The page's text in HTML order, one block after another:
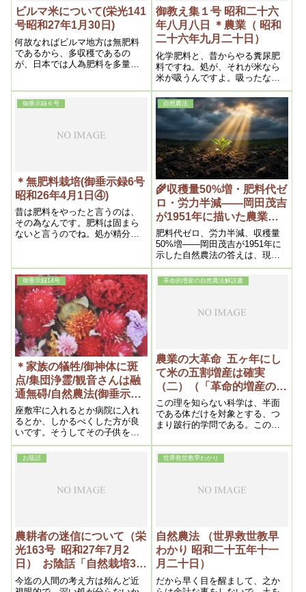
味いから肉より野菜を食べたい
んですが、以前ときたら、野菜
は不味いんです。だから、つい
御馳走ちそうと言ったら、動物
性の物を食べる様になるんです
ビルマ米について(栄光141
号昭和27年1月30日)
何故なればビルマ地方は無肥料
であるから、多収穫であるの
が、日本では人為肥料を多量に
なったのである。
御教え集１号 昭和二十六
年八月八日 ＊農業（ 昭和
二十六年九月二十日）
化学肥料と、昔からやる糞尿肥
料ですね。処が、それが米なら
米が吸うんですよ。吸ったなら
人間の体に入って来るんです
よ。これが中々大きい。反って
アメリカの方で、そう言う風に
唱え出して来た訳ですね。です
から、肥料の毒が人間の体に入
ると言う事は非常に大きな事で
すね
御垂示録６号
＊無肥料栽培(御垂示録6号
昭和26年4月1日④)
昔は肥料をやったと言うのは、
その為なんです。肥料は固まら
ないと言うのでね。処が精分を
らせない様にするのが一番良
い。
自然農法
🌾収穫量50%増・肥料代ゼ
ロ・労力半減――岡田茂吉
が1951年に描いた農業の
未来（トピックス）
肥料代ゼロ、労力半減、収穫量
50%増――岡田茂吉が1951年に
示した自然農法の答えは、現代
の食糧問題にも響きます。
御垂示録14号
＊家族の犠牲/御神体に斑
点/集団浄霊/観音さんは融
通無碍/自然農法(御垂示録
14号 昭和27年10月1日⑤)
座敷牢に入れるとか病院に入れ
るとか、しかるべくした方が良
いです。そうしてその子供を一
人犠牲にするという肚になる事
です。
革命的増産の自然農法解説書
農業の大革命 五ヶ年にし
て米の五割増産は確実
（二）（「革命的増産の自
然農法解説書」昭和28年5
月5日）
この理を知らない科学は、半面
である体だけを対象とする、つ
まり跛行的学問である。この様
の為、肥料によって土を弱らし
て来たのである。この原理を私
そ真の科学であり、世界的大発
お蔭話
農耕者の迷信について（栄
光163号 昭和27年7月2
日） お陰話「自然栽培3カ
年の回顧」
今迄の人間の考え方は殆んど近
世界救世教早わかり
自然農法 （世界救世教早
わかり 昭和二十五年十一
月二十日）
だから早く目を醒まして、之か